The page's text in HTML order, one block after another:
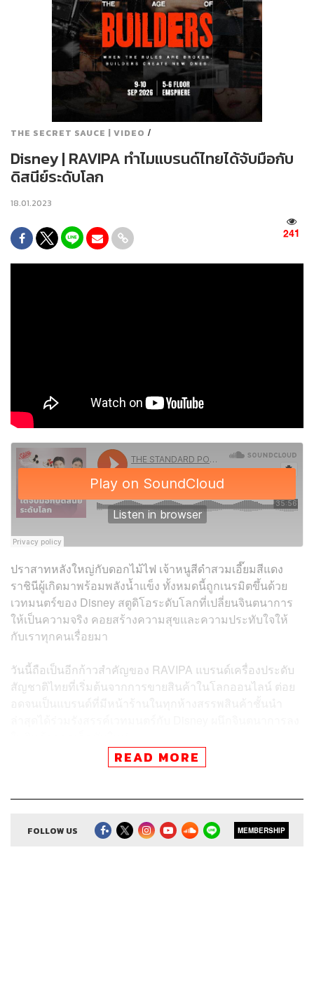
THE SECRET SAUCE | VIDEO /
Disney | RAVIPA ทำไมแบรนด์ไทยได้จับมือกับ
ดิสนีย์ระดับโลก
18.01.2023
241
ปราสาทหลังใหญ่กับดอกไม้ไฟ เจ้าหนูสีดำสวมเอี๊ยมสีแดง
ราชินีผู้เกิดมาพร้อมพลังน้ำแข็ง ทั้งหมดนี้ถูกเนรมิตขึ้นด้วย
เวทมนตร์ของ Disney สตูดิโอระดับโลกที่เปลี่ยนจินตนาการ
ให้เป็นความจริง คอยสร้างความสุขและความประทับใจให้
กับเราทุกคนเรื่อยมา
วันนี้ถือเป็นอีกก้าวสำคัญของ RAVIPA แบรนด์เครื่องประดับ
สัญชาติไทยที่เริ่มต้นจากการขายสินค้าในโลกออนไลน์ ต่อย
อดจนเป็นแบรนด์ที่มีหน้าร้านในทุกห้างสรรพสินค้าชั้นนำ
อะไรคือจุดเริ่มต้นที่ทำให้ RAVIPA ได้สร้างสรรค์ผลงานร่วม
ต้องเตรียมตัวอย่างไร และบทเรียนที่ได้จากการทำงานร่วม
กับแบรนด์ระดับโลกคืออะไร หาคำตอบได้ใน The Secret
Sauce เอพิโสดนี้
READ MORE
FOLLOW US MEMBERSHIP